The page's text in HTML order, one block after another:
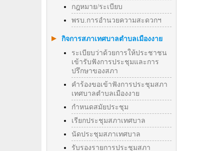
กฎหมาย/ระเบียบ
พรบ.การอำนวยความสะดวกฯ
กิจการสภาเทศบาลตำบลเมืองงาย
ระเบียบว่าด้วยการให้ประชาชน
เข้ารับฟังการประชุมและการ
ปรึกษาของสภา
คำร้องขอเข้าฟังการประชุมสภา
เทศบาลตำบลเมืองงาย
กำหนดสมัยประชุม
เรียกประชุมสภาเทศบาล
นัดประชุมสภาเทศบาล
รับรองรายการประชุมสภา